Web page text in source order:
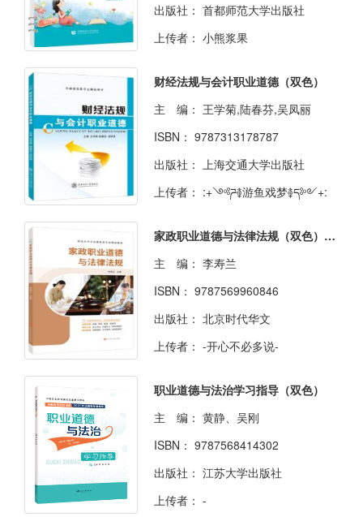
出版社： 首都师范大学出版社
上传者： 小熊浆果
财经法规与会计职业道德（双色）
主 编： 王学菊,陆春芬,吴凤丽
ISBN： 9787313178787
出版社：
上海交通大学出版社
上传者： :+༺ཌ࿅游鱼戏梦࿅ད༻+:
家政职业道德与法律法规（双色）（含微课）
主 编： 李寿兰
ISBN： 9787569960846
出版社： 北京时代华文
上传者： -开心不必多说-
职业道德与法治学习指导（双色）
主 编： 黄静、吴刚
ISBN： 9787568414302
出版社： 江苏大学出版社
上传者： -